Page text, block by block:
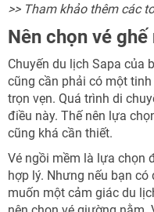
>> Tham khảo thêm các
Nên chọn vé
Chuyến du lịch Sapa của
cũng cần phải có một
trọn vẹn. Quá trình di
điều này. Thế nên lựa
cũng khá cần thiết.
Vé ngồi mềm là lựa chọn
hợp lý. Nhưng nếu bạn
muốn một cảm giác du